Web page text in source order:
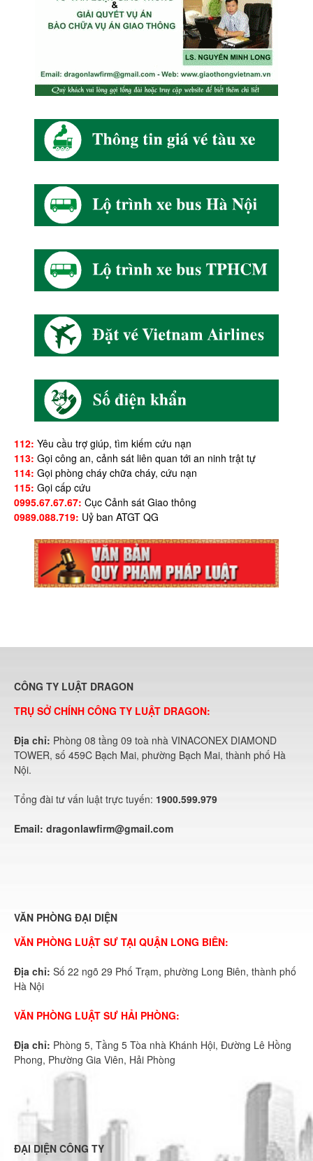
112: Yêu cầu trợ giúp, tìm kiếm cứu nạn
113: Gọi công an, cảnh sát liên quan tới an ninh trật tự
114: Gọi phòng cháy chữa cháy, cứu nạn
115: Gọi cấp cứu
0995.67.67.67: Cục Cảnh sát Giao thông
0989.088.719: Uỷ ban ATGT QG
CÔNG TY LUẬT DRAGON
TRỤ SỞ CHÍNH CÔNG TY LUẬT DRAGON:
Địa chỉ: Phòng 08 tầng 09 toà nhà VINACONEX DIAMOND
TOWER, số 459C Bạch Mai, phường Bạch Mai, thành phố Hà
Nội.
Tổng đài tư vấn luật trực tuyến: 1900.599.979
Email: dragonlawfirm@gmail.com
VĂN PHÒNG ĐẠI DIỆN
VĂN PHÒNG LUẬT SƯ TẠI QUẬN LONG BIÊN:
Địa chỉ: Số 22 ngõ 29 Phố Trạm, phường Long Biên, thành phố
Hà Nội
VĂN PHÒNG LUẬT SƯ HẢI PHÒNG:
Địa chỉ: Phòng 5, Tầng 5 Tòa nhà Khánh Hội, Đường Lê Hồng
Phong, Phường Gia Viên, Hải Phòng
ĐẠI DIỆN CÔNG TY